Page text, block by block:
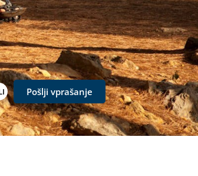
Pošlji vprašanje